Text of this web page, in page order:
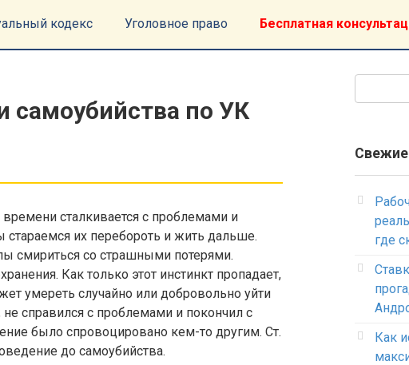
кодекс Уголовное право Бесплатная
самоубийства по УК
сталкивается с проблемами и
их перебороть и жить дальше.
смириться со страшными потерями.
Как только этот инстинкт пропадает,
умереть случайно или добровольно уйти
справился с проблемами и покончил с
было спровоцировано кем-то другим. Ст.
до самоубийства.
Свежие
где
Как